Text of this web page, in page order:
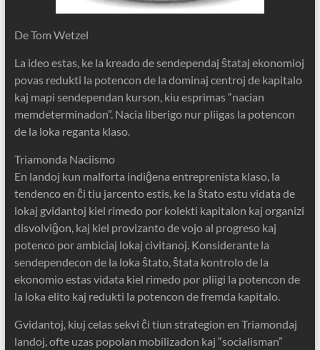
De Tom Wetzel
La ideo estas, ke la kreado de sendependaj ŝtataj ekonomioj
povas redukti la potencon de la dominaj centroj de kapitalo
kaj mapi sendependan kurson, kiu esprimas “nacian
memdeterminadon”. Nacia liberigo nur pliigas la potencon
de la loka reganta klaso.
Triamonda Naciismo
En landoj kun malforta indiĝena entreprenista klaso, la
tendenco en ĉi tiu jarcento estis, ke la ŝtato estu vidata de
lokaj gvidantoj kiel rimedo por kolekti kapitalon kaj organizi
disvolviĝon, kaj kiel provizanto de vojo al progreso kaj
potenco por ambiciaj lokaj civitanoj. Konsiderante la
sendependecon de la loka ŝtato, ŝtata kontrolo de la
ekonomio estas vidata kiel rimedo por pliigi la potencon de
la loka elito kaj redukti la potencon de fremda kapitalo.
Gvidantoj, kiuj celas sekvi ĉi tiun strategion en Triamondaj
landoj, ofte uzas popolan mobilizadon kaj “socialisman”